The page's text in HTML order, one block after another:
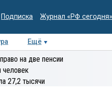
Подписка Журнал «РФ сегодня»
Ещё
Колумнисты
Деловая
на две пенсии
человек
27,2 тысячи